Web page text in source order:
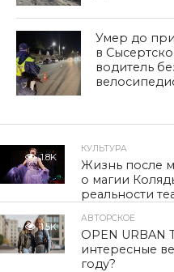
Умер до
в
водитель
1.8K
КУЛЬТУРА
Жизнь после
о магии
реальности
1.5K
АВТОРСКОЕ
OPEN URBAN
интересные
году?